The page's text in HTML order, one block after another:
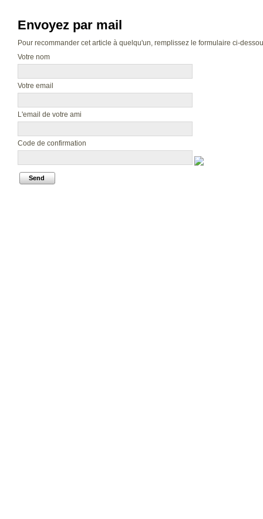
Envoyez par mail
Pour recommander cet article à quelqu'un, remplissez le formulaire ci-
Votre nom
Votre email
L'email de votre ami
Code de confirmation
Send